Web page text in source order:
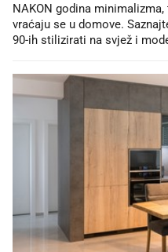
NAKON godina
vraćaju se u domove.
90-ih stilizirati na svjež i